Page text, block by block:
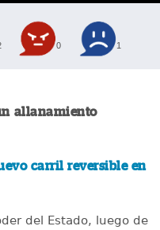
0 1
allanamiento
carril reversible en
del Estado, luego de